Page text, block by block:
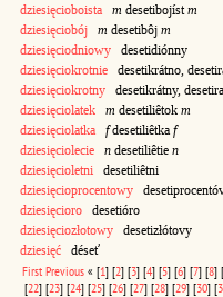
dziesięcioboista
m desetibojíst m
dziesięciobój
m desetibôj m
dziesięciodniowy desetidiónny
dziesięciokrotnie desetikrátno,
dziesięciokrotny desetikrátny,
dziesięciolatek
m desetiliêtok m
dziesięciolatka
fdesetiliêtka f
dziesięciolecie
n desetiliêtie n
dziesięcioletni desetiliêtni
dziesięcioprocentowy
dziesięcioro desetióro
dziesięciozłotowy desetizłótovy
dziesięć déseť
First Previous « [1] [2] [3] [4] [5] [6] [7] [8] [
[22] [23] [24] [25] [26] [27] [28] [29] [30] [